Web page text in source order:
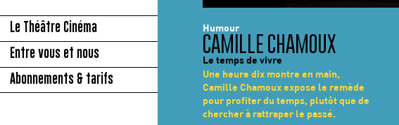
Le Théâtre Cinéma
Entre vous et nous
Abonnements & tarifs
Humour
CAMILLE CHAMOUX
Le temps de vivre
Une heure dix montre en main,
Camille Chamoux expose le remède
pour profiter du temps, plutôt que de
chercher à rattraper le passé.